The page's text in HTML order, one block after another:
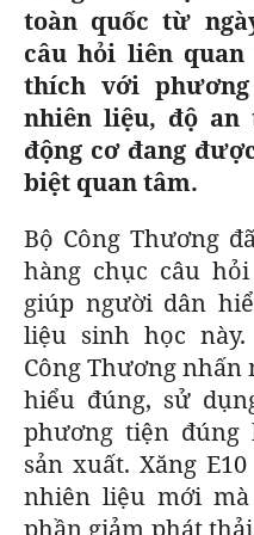
GOLF
CÁC CÚP CHÂU ÂU
KẾT QUẢ
BẢNG XẾP HẠNG
BÓNG ĐÁ
VĂN HÓA
GIẢI TRÍ
ĐỌC - XEM
DIỄN ĐÀN
CÔNG NGHIỆP VĂN HÓA
VĂN HÓA SỐNG KHỎE
NHỊP ĐẬP SỨC KHỎE
X-QUANG TIN ĐỒN
PHIM
KBIZ
DU LỊCH
ĐIỂM ĐẾN
ẢNH
ẨM THỰC
TƯ VẤN
HIGHTECH
TIÊU ĐIỂM - SPOTLIGHT
BẠN CẦN BIẾT
INFOGRAPHIC
E-MAGAZINE
ẢNH
toàn quốc từ
câu hỏi liên
thích với
nhiên liệu, độ an
động cơ đang
biệt quan tâm.
Bộ Công Thương
hàng chục câu
giúp người dân
liệu sinh học
Công Thương
hiểu đúng, sử
phương tiện đúng
sản xuất. Xăng
nhiên liệu mới
phần giảm phát